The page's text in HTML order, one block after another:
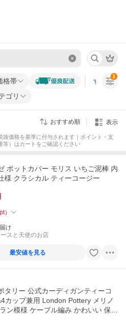
格帯 すべての条
ゴリ
1
おすすめ順 表示
抜価格を基準に付与されます｜ポイント・支
等）はカートをご確認ください
ポットカバー モリス いちご泥棒 内
様 クラシカル ティーコージー
pt）
け
スと天使のお店
最安値を見る
タリー 公式カーディガンティーコ
カップ兼用 London Pottery メリノ
ン模様 ケーブル編み かわいい 保温